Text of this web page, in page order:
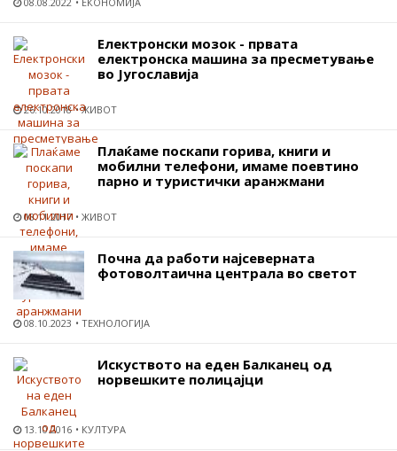
Електронски мозок - првата
електронска машина за пресметување
во Југославија
26.10.2018 ЖИВОТ
Плаќаме поскапи горива, книги и
мобилни телефони, имаме поевтино
парно и туристички аранжмани
08.11.2017 ЖИВОТ
Почна да работи најсеверната
фотоволтаична централа во светот
08.10.2023 ТЕХНОЛОГИЈА
Искуството на еден Балканец од
норвешките полицајци
13.10.2016 КУЛТУРА